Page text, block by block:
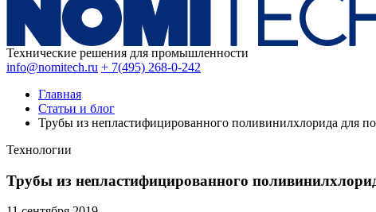
Технические решения для промышленности
info@nomitech.ru + 7(495) 268-0-242
Главная
Статьи и блог
Трубы из непластифицированного поливинилхлорида для
Технологии
Трубы из непластифицированного